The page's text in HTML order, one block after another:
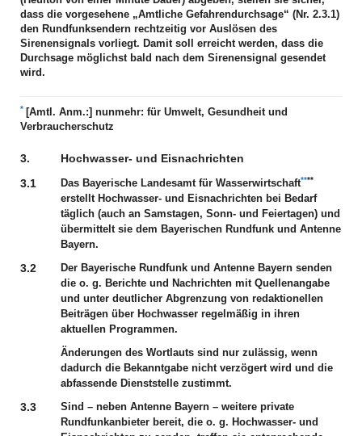
dass die vorgesehene „Amtliche Gefahrendurchsage“ (Nr. 2.3.1)
den Rundfunksendern rechtzeitig vor Auslösen des
Sirenensignals vorliegt. Damit soll erreicht werden, dass die
Durchsage möglichst bald nach dem Sirenensignal gesendet
wird.
* [Amtl. Anm.:] nunmehr: für Umwelt, Gesundheit und
Verbraucherschutz
3.
Hochwasser- und Eisnachrichten
3.1
Das Bayerische Landesamt für Wasserwirtschaft****
erstellt Hochwasser- und Eisnachrichten bei Bedarf
täglich (auch an Samstagen, Sonn- und Feiertagen) und
übermittelt sie dem Bayerischen Rundfunk und Antenne
Bayern.
3.2
Der Bayerische Rundfunk und Antenne Bayern senden
die o. g. Berichte und Nachrichten mit Quellenangabe
und unter deutlicher Abgrenzung von redaktionellen
Beiträgen über Hochwasser regelmäßig in ihren
aktuellen Programmen.
Änderungen des Wortlauts sind nur zulässig, wenn
dadurch die Bekanntgabe nicht verzögert wird und die
abfassende Dienststelle zustimmt.
3.3
Sind – neben Antenne Bayern – weitere private
Rundfunkanbieter bereit, die o. g. Hochwasser- und